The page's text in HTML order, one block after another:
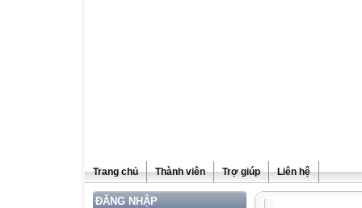
Trang chủ Thành viên Trợ giúp Liên hệ
ĐĂNG NHẬP